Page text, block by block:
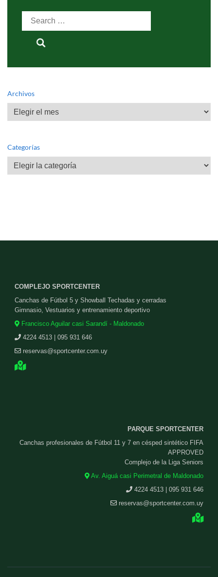
Search
Archivos
Archivos
Categorías
Categorías
COMPLEJO SPORTCENTER
Canchas de Fútbol 5 y Showball Techadas y cerradas
Gimnasio, Vestuarios y entrenamiento deportivo
Francisco Aguilar casi Sarandí - Maldonado
4224 4513 | 095 931 646
reservas@sportcenter.com.uy
PARQUE SPORTCENTER
Canchas profesionales de Fútbol 11 y 7 en césped sintético FIFA
APPROVED
Complejo de la Liga Seniors
Av. Aiguá casi Perimetral de Maldonado
4224 4513 | 095 931 646
reservas@sportcenter.com.uy